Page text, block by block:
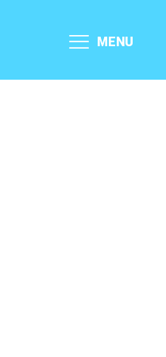
MENU